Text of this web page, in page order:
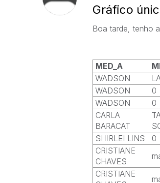
Gráfico
Boa tarde, tenho
MED_A
WADSON
WADSON
0
WADSON
0
CARLA
BARACAT
SHIRLEI LINS
0
CRISTIANE
CHAVES
CRISTIANE